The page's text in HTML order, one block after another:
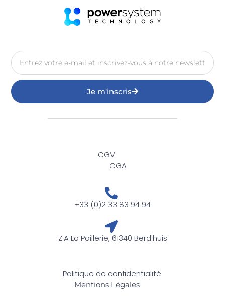
Je m'inscris
CGV
CGA
+33 (0)2 33 83 94 94
Z.A La Paillerie, 61340 Berd'huis
Politique de confidentialité
Mentions Légales